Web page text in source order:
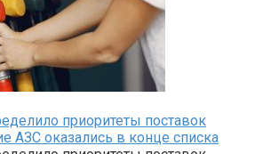
приоритеты поставок
АЗС оказались в конце списка